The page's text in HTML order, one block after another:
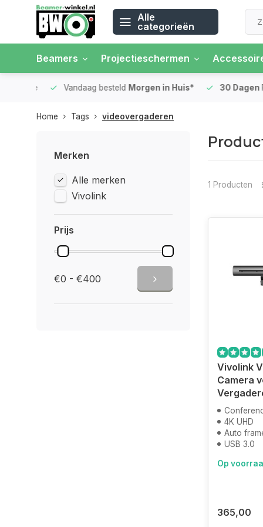
Alle
categorieën
Beamers Projectieschermen
Vandaag besteldMorgen in Huis* 30 Dagen
Home Tags videovergaderen
Merken
Alle merken
Vivolink
Prijs
€0 - €400
1 Producten
Vivolink
Camera
4K UHD
Auto
USB 3.0
Op
365,00